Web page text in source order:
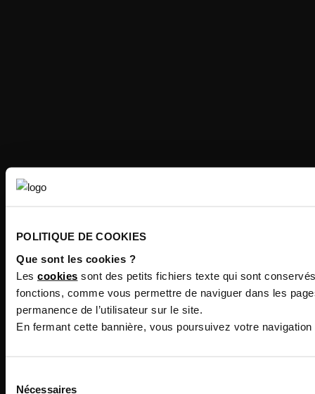
POLITIQUE DE COOKIES
Que sont les cookies ?
Les cookies sont des petits fichiers texte qui sont
fonctions, comme vous permettre de naviguer dans les
permanence de l’utilisateur sur le site.
En fermant cette bannière, vous poursuivez votre
Nécessaires